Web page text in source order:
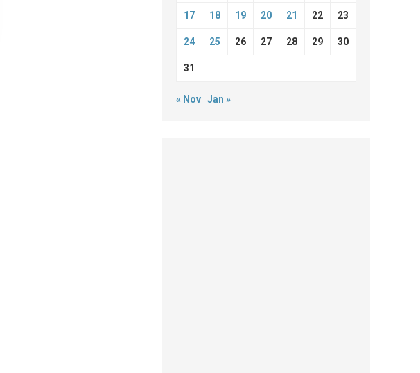
17 18 19 20 21 22 23
24 25 26 27 28 29 30
31
« Nov Jan »